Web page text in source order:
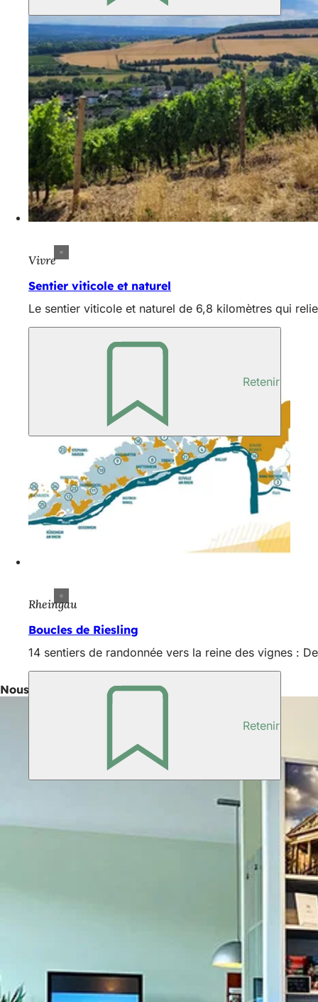
Vivre
Sentier viticole et naturel
Le sentier viticole et naturel de 6,8 kilomètres qui
Retenir
Rheingau
Boucles de Riesling
14 sentiers de randonnée vers la reine des vignes :
Retenir
Nous nous ferons un plaisir de vous conseiller